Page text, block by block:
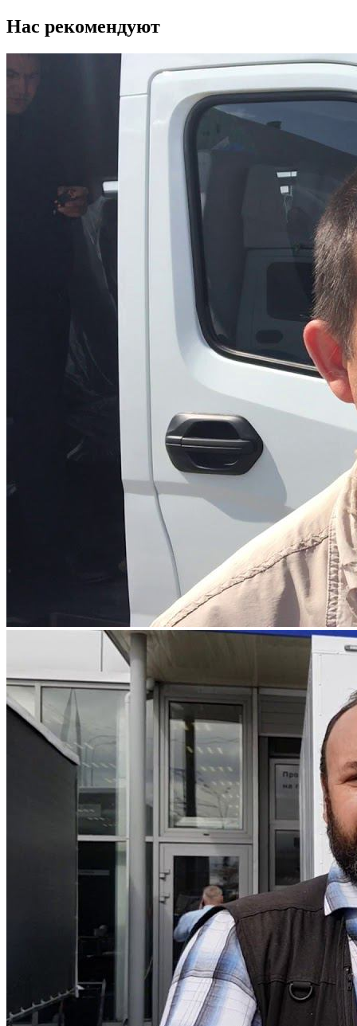
Нас рекомендуют